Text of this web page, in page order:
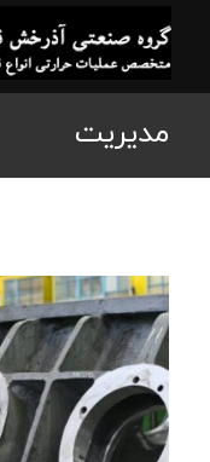
مدیریت